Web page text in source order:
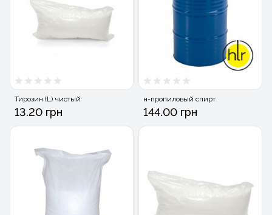
Тирозин (L) чистый
13.20 грн
н-пропиловый спирт
144.00 грн